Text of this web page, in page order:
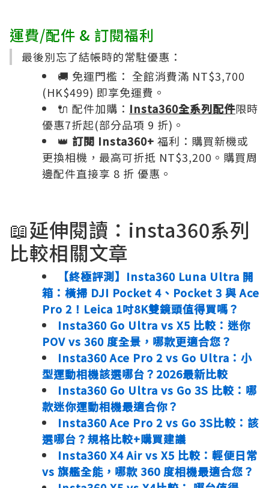
運費/配件 & 訂閱福利
最後別忘了結帳時的常駐優惠：
🚚 免運門檻： 全館消費滿 NT$3,700
(HK$499) 即享免運費。
🔌 配件加購： Insta360​全系列配件限時
優惠7折起(部分品項 9 折)。
👑 訂閱 Insta360+ 福利：購買新機或
更換相機，最高可折抵 NT$3,200。購買周
邊配件直接享 8 折 優惠。
📖延伸閱讀：insta360系列
比較相關文章
【終極評測】Insta360 Luna Ultra 開
箱：橫掃 DJI Pocket 4、Pocket 3 與 Ace
Pro 2！Leica 1吋8K雙鏡頭值得買嗎？
Insta360 Go Ultra vs X5 比較：迷你
POV vs 360 度全景，哪款更適合您？
Insta360 Ace Pro 2 vs Go Ultra：小
型運動相機該選哪台？2026最新比較
Insta360 Go Ultra vs Go 3S 比較：哪
款迷你運動相機最適合你？
Insta360 Ace Pro 2 vs Go 3S比較：該
選哪台？規格比較+購買建議
Insta360 X4 Air vs X5 比較：輕便日常
vs 旗艦全能，哪款 360 度相機最適合您？